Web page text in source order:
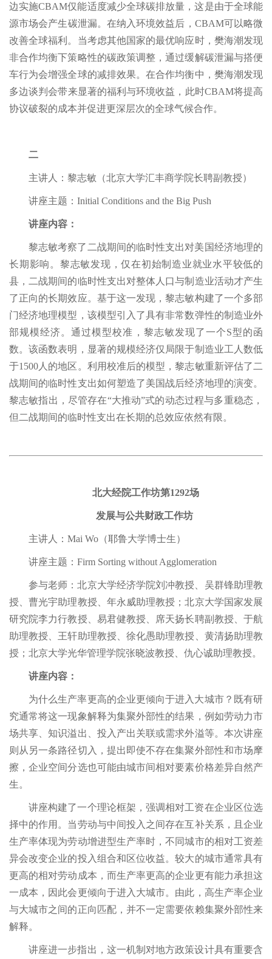
边实施CBAM仅能适度减少全球碳排放量，这是由于全球能
源市场会产生碳泄漏。在纳入环境效益后，CBAM可以略微
改善全球福利。当考虑其他国家的最优响应时，樊海潮发现
非合作均衡下策略性的碳政策调整，通过缓解碳泄漏与搭便
车行为会增强全球的减排效果。在合作均衡中，樊海潮发现
多边谈判会带来显著的福利与环境收益，此时CBAM将提高
协议破裂的成本并促进更深层次的全球气候合作。
二
主讲人：黎志敏（北京大学汇丰商学院长聘副教授）
讲座主题：Initial Conditions and the Big Push
讲座内容：
黎志敏考察了二战期间的临时性支出对美国经济地理的
长期影响。黎志敏发现，仅在初始制造业就业水平较低的
县，二战期间的临时性支出对整体人口与制造业活动才产生
了正向的长期效应。基于这一发现，黎志敏构建了一个多部
门经济地理模型，该模型引入了具有非常数弹性的制造业外
部规模经济。通过模型校准，黎志敏发现了一个S型的函
数。该函数表明，显著的规模经济仅局限于制造业工人数低
于1500人的地区。利用校准后的模型，黎志敏重新评估了二
战期间的临时性支出如何塑造了美国战后经济地理的演变。
黎志敏指出，尽管存在“大推动”式的动态过程与多重稳态，
但二战期间的临时性支出在长期的总效应依然有限。
北大经院工作坊第1292场
发展与公共财政工作坊
主讲人：Mai Wo（耶鲁大学博士生）
讲座主题：Firm Sorting without Agglomeration
参与老师：北京大学经济学院刘冲教授、吴群锋助理教
授、曹光宇助理教授、年永威助理教授；北京大学国家发展
研究院李力行教授、易君健教授、席天扬长聘副教授、于航
助理教授、王轩助理教授、徐化愚助理教授、黄清扬助理教
授；北京大学光华管理学院张晓波教授、仇心诚助理教授。
讲座内容：
为什么生产率更高的企业更倾向于进入大城市？既有研
究通常将这一现象解释为集聚外部性的结果，例如劳动力市
场共享、知识溢出、投入产出关联或需求外溢等。本次讲座
则从另一条路径切入，提出即使不存在集聚外部性和市场摩
擦，企业空间分选也可能由城市间相对要素价格差异自然产
生。
讲座构建了一个理论框架，强调相对工资在企业区位选
择中的作用。当劳动与中间投入之间存在互补关系，且企业
生产率体现为劳动增进型生产率时，不同城市的相对工资差
异会改变企业的投入组合和区位收益。较大的城市通常具有
更高的相对劳动成本，而生产率更高的企业更有能力承担这
一成本，因此会更倾向于进入大城市。由此，高生产率企业
与大城市之间的正向匹配，并不一定需要依赖集聚外部性来
解释。
讲座进一步指出，这一机制对地方政策设计具有重要含